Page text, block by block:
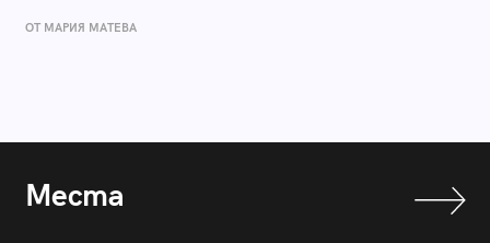
ОТ МАРИЯ МАТЕВА
Места